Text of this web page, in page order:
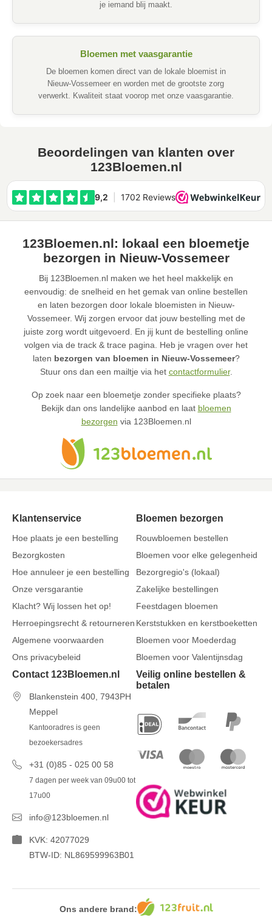
je iemand blij maakt.
Bloemen met vaasgarantie
De bloemen komen direct van de lokale bloemist in
Nieuw-Vossemeer en worden met de grootste zorg
verwerkt. Kwaliteit staat voorop met onze vaasgarantie.
Beoordelingen van klanten over
123Bloemen.nl
123Bloemen.nl: lokaal een bloemetje
bezorgen in Nieuw-Vossemeer
Bij 123Bloemen.nl maken we het heel makkelijk en
eenvoudig: de snelheid en het gemak van online bestellen
en laten bezorgen door lokale bloemisten in Nieuw-
Vossemeer. Wij zorgen ervoor dat jouw bestelling met de
juiste zorg wordt uitgevoerd. En jij kunt de bestelling online
volgen via de track & trace pagina. Heb je vragen over het
laten bezorgen van bloemen in Nieuw-Vossemeer?
Stuur ons dan een mailtje via het contactformulier.
Op zoek naar een bloemetje zonder specifieke plaats?
Bekijk dan ons landelijke aanbod en laat bloemen
bezorgen via 123Bloemen.nl
Klantenservice
Hoe plaats je een bestelling
Bezorgkosten
Hoe annuleer je een bestelling
Onze versgarantie
Klacht? Wij lossen het op!
Herroepingsrecht & retourneren
Algemene voorwaarden
Ons privacybeleid
Bloemen bezorgen
Rouwbloemen bestellen
Bloemen voor elke gelegenheid
Bezorgregio's (lokaal)
Zakelijke bestellingen
Feestdagen bloemen
Kerststukken en kerstboeketten
Bloemen voor Moederdag
Bloemen voor Valentijnsdag
Contact 123Bloemen.nl
Blankenstein 400, 7943PH
Meppel
Kantooradres is geen
bezoekersadres
+31 (0)85 - 025 00 58
7 dagen per week van 09u00 tot
17u00
info@123bloemen.nl
KVK: 42077029
BTW-ID: NL869599963B01
Veilig online bestellen &
betalen
Ons andere brand: